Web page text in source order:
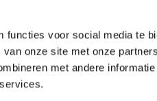
voor social media te
onze site met onze
met andere
*